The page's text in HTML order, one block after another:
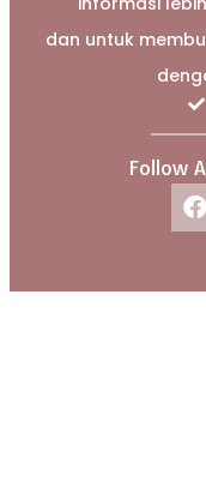
dan untuk
Follow